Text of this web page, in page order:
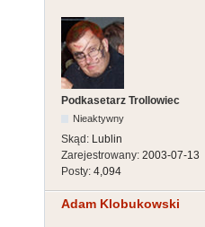
Podkasetarz Trollowiec
Nieaktywny
Skąd: Lublin
Zarejestrowany: 2003-07-13
Posty: 4,094
Adam Klobukowski